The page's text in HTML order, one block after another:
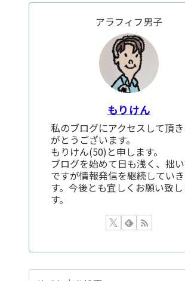
アラフィフ男子
もりけん
私のブログにアクセスして頂
がとうございます。
もりけん(50)と申します。
ブログを始めて日も浅く、拙
ですが情報発信を継続してい
す。今後とも宜しくお願い致し
す。